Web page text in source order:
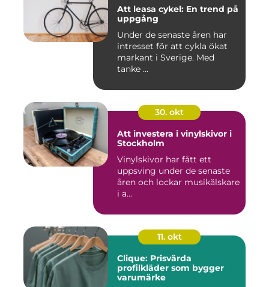
Att leasa cykel: En trend på
uppgång
Under de senaste åren har
intresset för att cykla ökat
markant i Sverige. Med
tanke ...
30. okt
Att investera i vinylskivor i
Stockholm
Vinylskivor har fått ett
uppsving under de senaste
åren och lockar musikälskare
i a...
11. okt
Clique: Prisvärda
profilkläder som bygger
varumärke